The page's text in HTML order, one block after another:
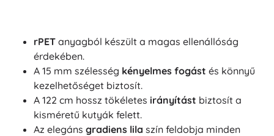
rPET anyagból készült a magas ellenállóság
érdekében.
A 15 mm szélesség kényelmes fogást és könnyű
kezelhetőséget biztosít.
A 122 cm hossz tökéletes irányítást biztosít a
kisméretű kutyák felett.
Az elegáns gradiens lila szín feldobja minden